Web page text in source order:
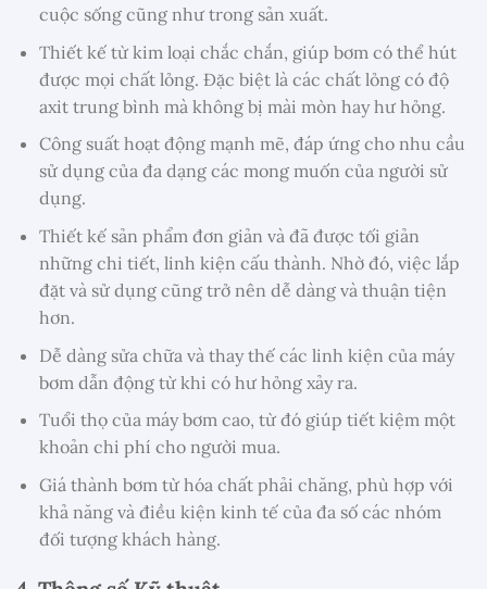
cuộc sống cũng như trong sản xuất.
Thiết kế từ kim loại chắc chắn, giúp bơm có thể hút
được mọi chất lỏng. Đặc biệt là các chất lỏng có độ
axit trung bình mà không bị mài mòn hay hư hỏng.
Công suất hoạt động mạnh mẽ, đáp ứng cho nhu cầu
sử dụng của đa dạng các mong muốn của người sử
dụng.
Thiết kế sản phẩm đơn giản và đã được tối giản
những chi tiết, linh kiện cấu thành. Nhờ đó, việc lắp
đặt và sử dụng cũng trở nên dễ dàng và thuận tiện
hơn.
Dễ dàng sửa chữa và thay thế các linh kiện của máy
bơm dẫn động từ khi có hư hỏng xảy ra.
Tuổi thọ của máy bơm cao, từ đó giúp tiết kiệm một
khoản chi phí cho người mua.
Giá thành bơm từ hóa chất phải chăng, phù hợp với
khả năng và điều kiện kinh tế của đa số các nhóm
đối tượng khách hàng.